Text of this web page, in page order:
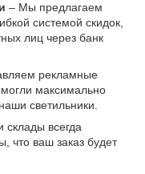
– Мы предлагаем
системой скидок,
лиц через банк
рекламные
максимально
светильники.
всегда
что ваш заказ будет